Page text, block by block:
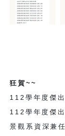
狂賀~~
112學年度傑
112學年度傑
景觀系資深兼